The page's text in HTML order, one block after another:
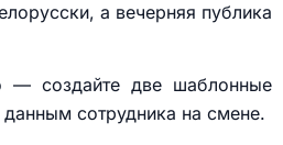
а вечерняя публика
— создайте две шаблонные
сотрудника на смене.